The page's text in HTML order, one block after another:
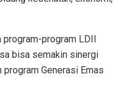
program-program LDII
bisa semakin sinergi
Generasi Emas